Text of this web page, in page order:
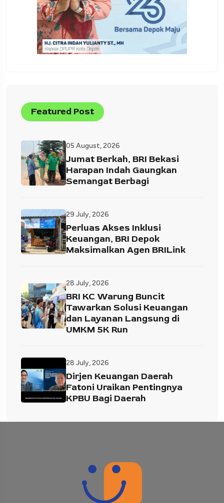
Featured Post
05 August, 2026
Jumat Berkah, BRI Bekasi
Harapan Indah Gaungkan
Semangat Berbagi
29 July, 2026
Perluas Akses Inklusi
Keuangan, BRI Depok
Maksimalkan Agen BRILink
28 July, 2026
BRI KC Warung Buncit
Tawarkan Solusi Keuangan
dan Layanan Langsung di
UMKM 5K Run
28 July, 2026
Dirjen Keuangan Daerah
Fatoni Uraikan Pentingnya
KPBU Bagi Daerah